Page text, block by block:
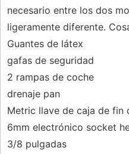
necesario entre los dos
ligeramente diferente.
Guantes de látex
gafas de seguridad
2 rampas de coche
drenaje pan
Metric llave de caja de fin
6mm electrónico socket
3/8 pulgadas